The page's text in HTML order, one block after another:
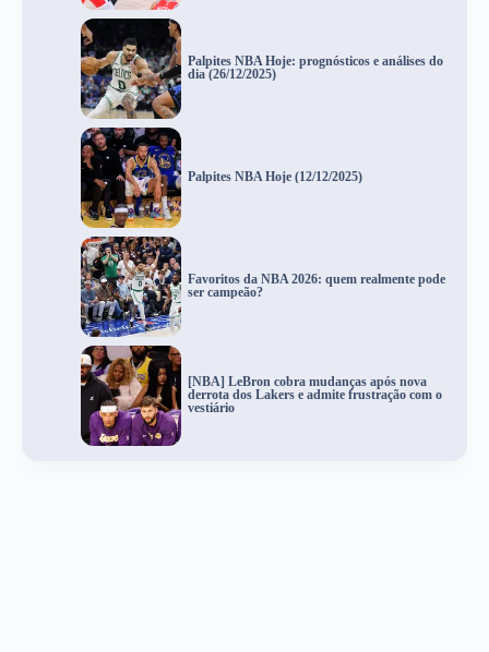
Palpites NBA Hoje: prognósticos e análises do
dia (26/12/2025)
Palpites NBA Hoje (12/12/2025)
Favoritos da NBA 2026: quem realmente pode
ser campeão?
[NBA] LeBron cobra mudanças após nova
derrota dos Lakers e admite frustração com o
vestiário